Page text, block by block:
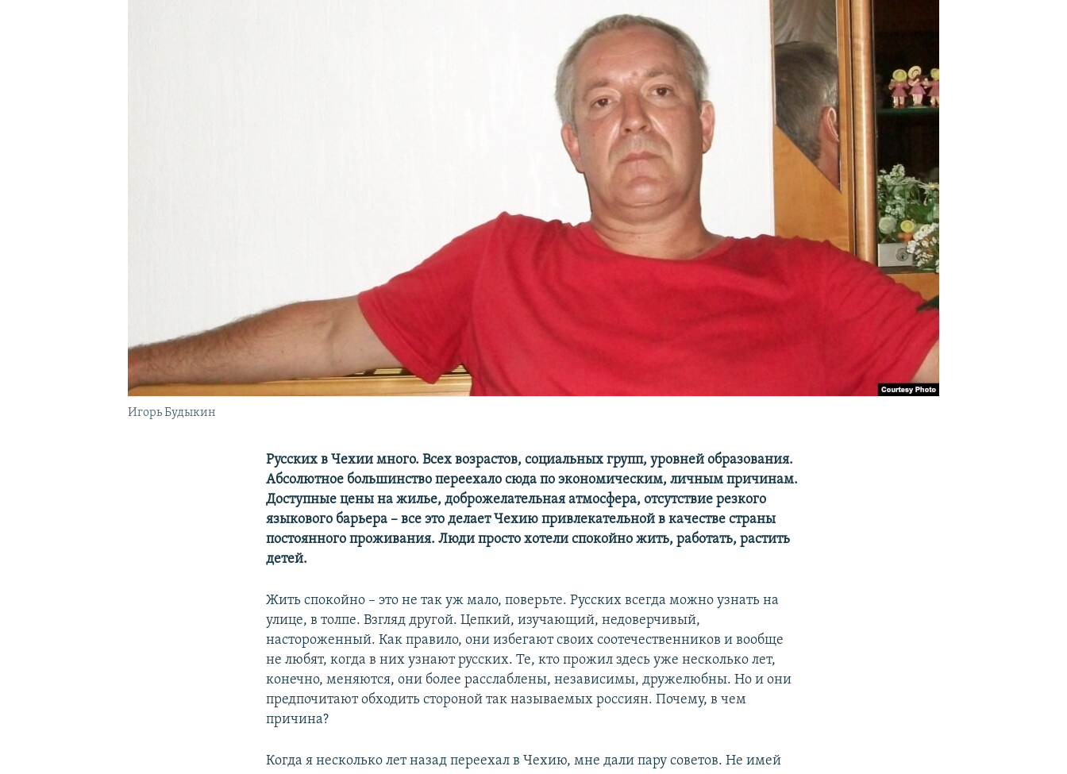
Игорь Будыкин
Русских в Чехии много. Всех возрастов, социальных групп, уровней образования.
Абсолютное большинство переехало сюда по экономическим, личным причинам.
Доступные цены на жилье, доброжелательная атмосфера, отсутствие резкого
языкового барьера – все это делает Чехию привлекательной в качестве страны
постоянного проживания. Люди просто хотели спокойно жить, работать, растить
детей.
Жить спокойно – это не так уж мало, поверьте. Русских всегда можно узнать на
улице, в толпе. Взгляд другой. Цепкий, изучающий, недоверчивый,
настороженный. Как правило, они избегают своих соотечественников и вообще
не любят, когда в них узнают русских. Те, кто прожил здесь уже несколько лет,
конечно, меняются, они более расслаблены, независимы, дружелюбны. Но и они
предпочитают обходить стороной так называемых россиян. Почему, в чем
причина?
Когда я несколько лет назад переехал в Чехию, мне дали пару советов. Не имей